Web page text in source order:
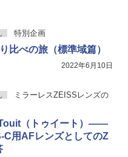
特別企画
比べの旅（標準域篇）
2022年6月10日
ミラーレスZEISSレンズの
（トゥイート）——
C用AFレンズとしてのZ